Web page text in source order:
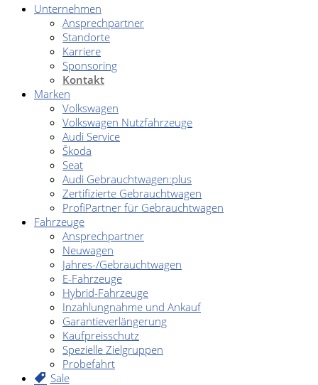
Unternehmen
Ansprechpartner
Standorte
Karriere
Sponsoring
Kontakt
Marken
Volkswagen
Volkswagen Nutzfahrzeuge
Audi Service
Škoda
Seat
Audi Gebrauchtwagen:plus
Zertifizierte Gebrauchtwagen
ProfiPartner für Gebrauchtwagen
Fahrzeuge
Ansprechpartner
Neuwagen
Jahres-/Gebrauchtwagen
E-Fahrzeuge
Hybrid-Fahrzeuge
Inzahlungnahme und Ankauf
Garantieverlängerung
Kaufpreisschutz
Spezielle Zielgruppen
Probefahrt
Sale